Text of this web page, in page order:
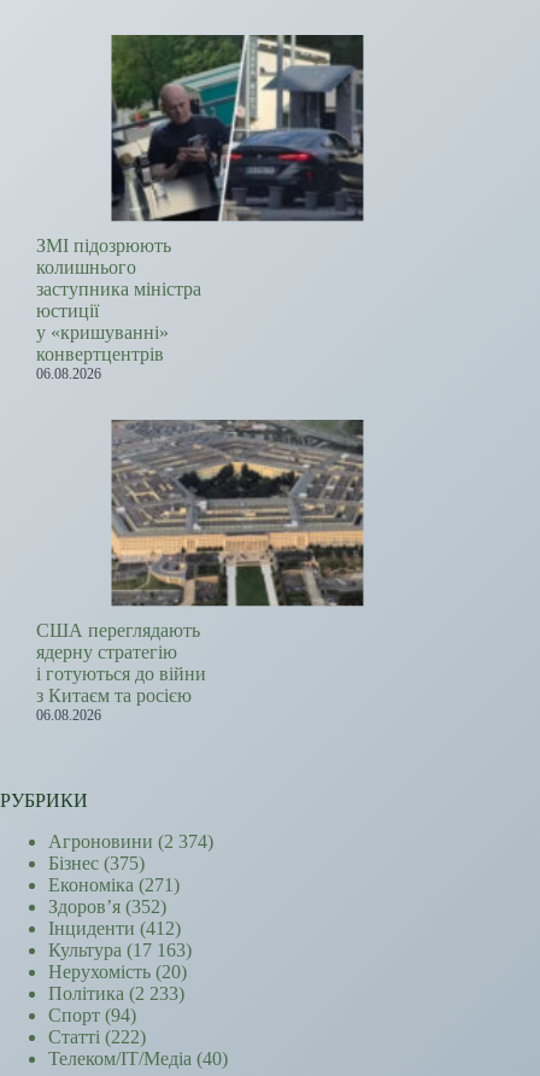
ЗМІ підозрюють
колишнього
заступника міністра
юстиції
у «кришуванні»
конвертцентрів
06.08.2026
США переглядають
ядерну стратегію
і готуються до війни
з Китаєм та росією
06.08.2026
РУБРИКИ
Агроновини (2 374)
Бізнес (375)
Економіка (271)
Здоров’я (352)
Інциденти (412)
Культура (17 163)
Нерухомість (20)
Політика (2 233)
Спорт (94)
Статті (222)
Телеком/ІТ/Медіа (40)